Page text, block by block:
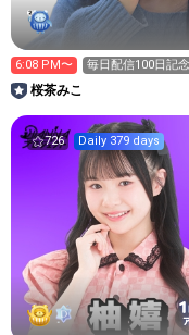
6:08 PM〜
毎日配信100日記
桜茶みこ
726 Daily 379 days
1